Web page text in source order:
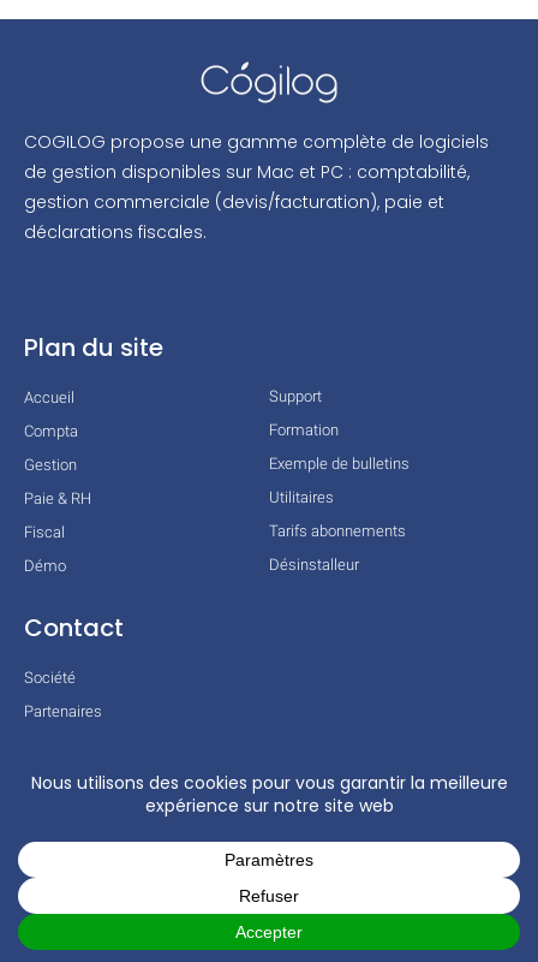
COGILOG propose une gamme complète de logiciels
de gestion disponibles sur Mac et PC : comptabilité,
gestion commerciale (devis/facturation), paie et
déclarations fiscales.
Plan du site
Accueil
Compta
Gestion
Paie & RH
Fiscal
Démo
Support
Formation
Exemple de bulletins
Utilitaires
Tarifs abonnements
Désinstalleur
Contact
Société
Partenaires
Mentions légales
Conditions générales
Actualités
COPYRIGHT © 2026 TOUS DROITS RÉSERVÉS – COGILOG – 3 RUE DES
CHARRONS 31700 BLAGNAC